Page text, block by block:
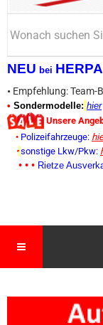
NEU bei HERPA
• Empfehlung: Team-
• Sondermodelle: hier
Unsere
• Polizeifahrzeuge:
• sonstige Lkw/Pkw:
• • • Rietze